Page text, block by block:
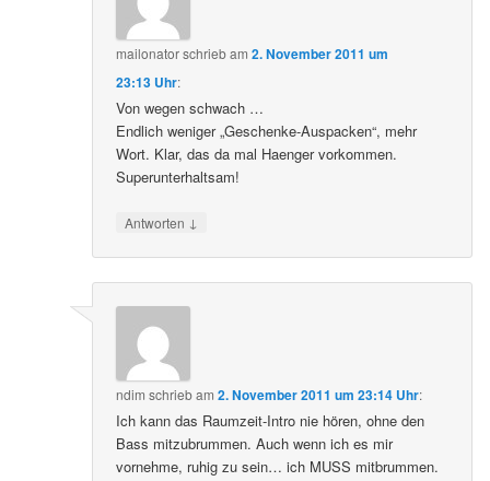
mailonatorschriebam2. November 2011 um
23:13 Uhr:
Von wegen schwach …
Endlich weniger „Geschenke-Auspacken“, mehr
Wort. Klar, das da mal Haenger vorkommen.
Superunterhaltsam!
Antworten ↓
ndim schriebam2. November 2011 um 23:14 Uhr:
Ich kann das Raumzeit-Intro nie hören, ohne den
Bass mitzubrummen. Auch wenn ich es mir
vornehme, ruhig zu sein… ich MUSS mitbrummen.